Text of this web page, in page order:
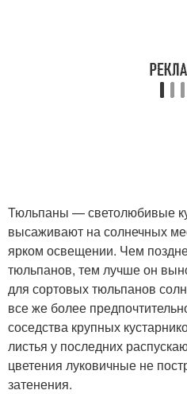
Тюльпаны — светолюбивые
высаживают на солнечных
ярком освещении. Чем
тюльпанов, тем лучше он
для сортовых тюльпанов
все же более
соседства крупных
листья у последних
цветения луковичные не
затенения.